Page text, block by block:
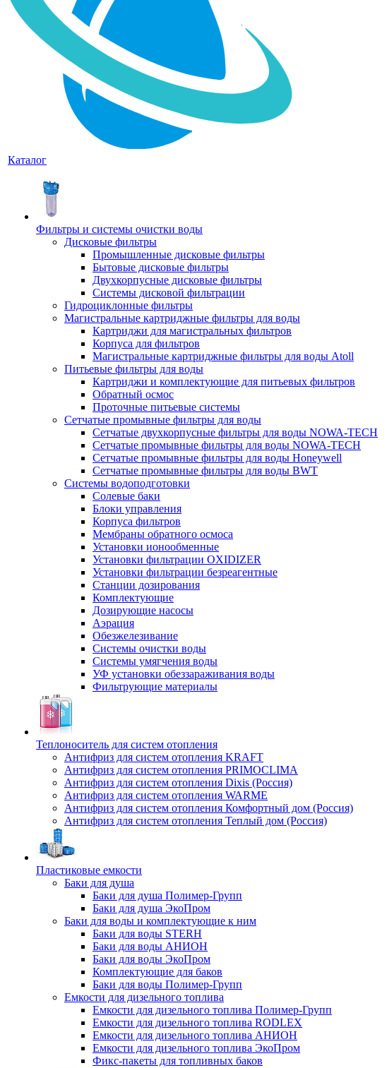
Каталог
Фильтры и системы очистки воды
Дисковые фильтры
Промышленные дисковые фильтры
Бытовые дисковые фильтры
Двухкорпусные дисковые фильтры
Системы дисковой фильтрации
Гидроциклонные фильтры
Магистральные картриджные фильтры для воды
Картриджи для магистральных фильтров
Корпуса для фильтров
Магистральные картриджные фильтры для воды Atoll
Питьевые фильтры для воды
Картриджи и комплектующие для питьевых фильтров
Обратный осмос
Проточные питьевые системы
Сетчатые промывные фильтры для воды
Сетчатые двухкорпусные фильтры для воды NOWA-TECH
Сетчатые промывные фильтры для воды NOWA-TECH
Сетчатые промывные фильтры для воды Honeywell
Сетчатые промывные фильтры для воды BWT
Системы водоподготовки
Солевые баки
Блоки управления
Корпуса фильтров
Мембраны обратного осмоса
Установки ионообменные
Установки фильтрации OXIDIZER
Установки фильтрации безреагентные
Станции дозирования
Комплектующие
Дозирующие насосы
Аэрация
Обезжелезивание
Системы очистки воды
Системы умягчения воды
УФ установки обеззараживания воды
Фильтрующие материалы
Теплоноситель для систем отопления
Антифриз для систем отопления KRAFT
Антифриз для систем отопления PRIMOCLIMA
Антифриз для систем отопления Dixis (Россия)
Антифриз для систем отопления WARME
Антифриз для систем отопления Комфортный дом (Россия)
Антифриз для систем отопления Теплый дом (Россия)
Пластиковые емкости
Баки для душа
Баки для душа Полимер-Групп
Баки для душа ЭкоПром
Баки для воды и комплектующие к ним
Баки для воды STERH
Баки для воды АНИОН
Баки для воды ЭкоПром
Комплектующие для баков
Баки для воды Полимер-Групп
Емкости для дизельного топлива
Емкости для дизельного топлива Полимер-Групп
Емкости для дизельного топлива RODLEX
Емкости для дизельного топлива АНИОН
Емкости для дизельного топлива ЭкоПром
Фикс-пакеты для топливных баков